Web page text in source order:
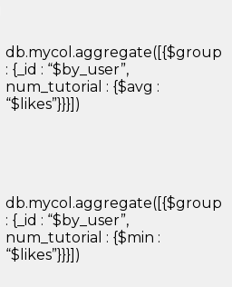
db.mycol.aggregate([{$group
: {_id : “$by_user”,
num_tutorial : {$avg :
“$likes”}}}])
db.mycol.aggregate([{$group
: {_id : “$by_user”,
num_tutorial : {$min :
“$likes”}}}])